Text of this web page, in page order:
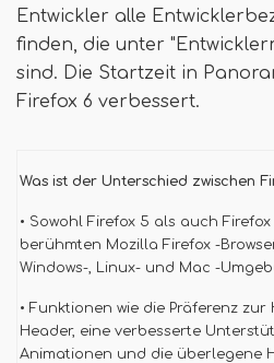
Entwickler alle
finden, die unter
sind. Die Startzeit in
Firefox 6 verbessert.
Was ist der Unterschied zwischen
• Sowohl Firefox 5 als auch
berühmten Mozilla Firefox -
Windows-, Linux- und Mac -
• Funktionen wie die Präferenz
Header, eine verbesserte
Animationen und die überlegene